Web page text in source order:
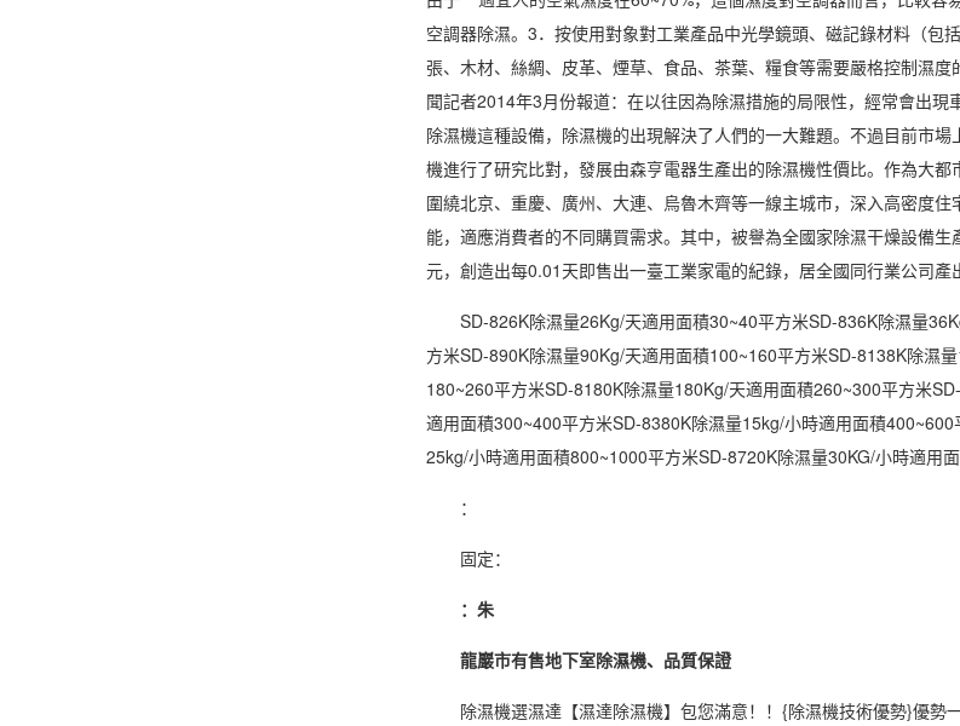
空調器除濕。3．按使用對象對工業產品中光學鏡頭、磁記錄材料（
張、木材、絲綢、皮革、煙草、食品、 茶葉、糧食等需要嚴格控制濕
聞記者2014年3月份報道：在以往因為除濕措施的局限性，經常會出
除濕機這種設備，除濕機的出現解決了人們的一大難題。不過目前市場
機進行了研究比對，發展由森亨電器生產出的除濕機性價比。作為大都
圍繞北京、重慶、廣州、大連、烏魯木齊等一線主城市，深入高密度
能，適應消費者的不同購買需求。其中，被譽為全國家除濕干燥設備
元，創造出每0.01天即售出一臺工業家電的紀錄，居全國同行業公司產
SD-826K除濕量26Kg/天適用面積30~40平方米SD-836K除濕量
方米SD-890K除濕量90Kg/天適用面積100~160平方米SD-8138K除濕
180~260平方米SD-8180K除濕量180Kg/天適用面積260~300平方米
適用面積300~400平方米SD-8380K除濕量15kg/小時適用面積
25kg/小時適用面積800~1000平方米SD-8720K除濕量30KG/小時適
：
固定：
：朱
龍巖市有售地下室除濕機、品質保證
除濕機選濕達【濕達除濕機】包您滿意！！{除濕機技術優勢}優勢